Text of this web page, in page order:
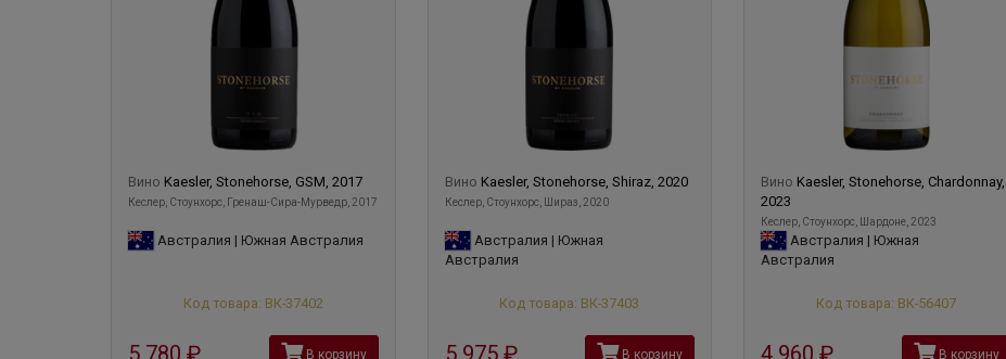
Вино Kaesler, Stonehorse, GSM, 2017
Кеслер, Стоунхорс, Гренаш-Сира-Мурведр, 2017
Австралия | Южная Австралия
Код товара: ВК-37402
В корзину
Вино Kaesler, Stonehorse, Shiraz, 2020
Кеслер, Стоунхорс, Шираз, 2020
Австралия | Южная
Австралия
Код товара: ВК-37403
В корзину
Вино Kaesler, Stonehorse, Chardonnay,
2023
Кеслер, Стоунхорс, Шардоне, 2023
Австралия | Южная
Австралия
Код товара: ВК-56407
В корзину